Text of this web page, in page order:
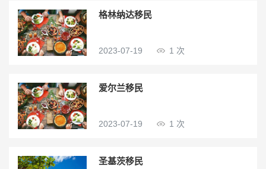
格林纳达移民
2023-07-19 1 次
爱尔兰移民
2023-07-19 1 次
圣基茨移民